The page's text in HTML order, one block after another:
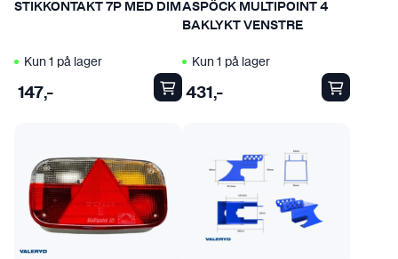
STIKKONTAKT 7P MED DIM
Kun 1 på lager
147,-
ASPÖCK MULTIPOINT 4
BAKLYKT VENSTRE
Kun 1 på lager
431 ,-